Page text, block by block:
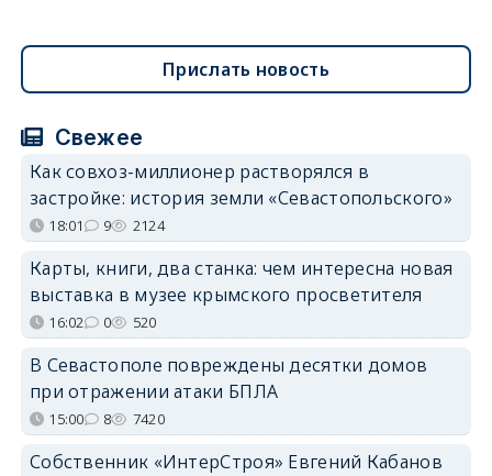
Прислать новость
Свежее
Как совхоз-миллионер растворялся в
застройке: история земли «Севастопольского»
18:01 9 2124
Карты, книги, два станка: чем интересна новая
выставка в музее крымского просветителя
16:02 0 520
В Севастополе повреждены десятки домов
при отражении атаки БПЛА
15:00 8 7420
Собственник «ИнтерСтроя» Евгений Кабанов